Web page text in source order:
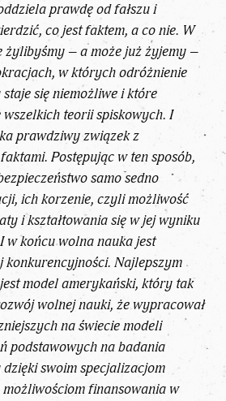
prawdę od fałszu i
co jest faktem, a co nie. W
żylibyśmy – a może już żyjemy –
w których odróżnienie
się niemożliwe i które
wszelkich teorii spiskowych. I
prawdziwy związek z
Postępując w ten sposób,
samo sedno
ich korzenie, czyli możliwość
i kształtowania się w jej wyniku
w końcu wolna nauka jest
konkurencyjności. Najlepszym
model amerykański, który tak
wolnej nauki, że wypracował
na świecie modeli
podstawowych na badania
swoim specjalizacjom
finansowania w